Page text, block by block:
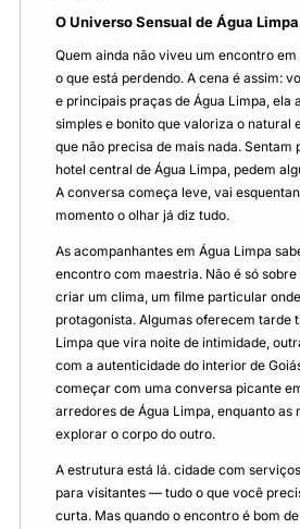
O Universo Sensual de Água Limpa
Quem ainda não viveu um encontro
o que está perdendo. A cena é assim:
e principais praças de Água Limpa, ela
simples e bonito que valoriza o natural
que não precisa de mais nada. Sentam
hotel central de Água Limpa, pedem
A conversa começa leve, vai
momento o olhar já diz tudo.
As acompanhantes em Água Limpa
encontro com maestria. Não é só sobre
criar um clima, um filme particular
protagonista. Algumas oferecem tarde
Limpa que vira noite de intimidade,
com a autenticidade do interior de
começar com uma conversa picante
arredores de Água Limpa, enquanto as
explorar o corpo do outro.
A estrutura está lá. cidade com
para visitantes — tudo o que você
curta. Mas quando o encontro é bom